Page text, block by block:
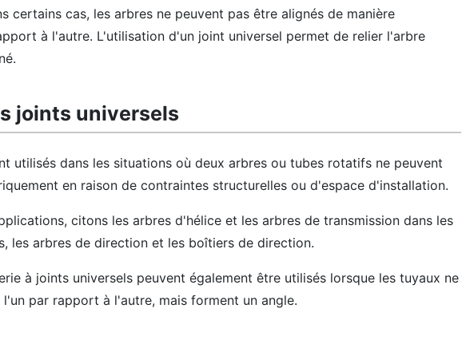
certains cas, les arbres ne peuvent pas être alignés de manière
à l'autre. L'utilisation d'un joint universel permet de relier l'arbre
joints universels
utilisés dans les situations où deux arbres ou tubes rotatifs ne peuvent
en raison de contraintes structurelles ou d'espace d'installation.
citons les arbres d'hélice et les arbres de transmission dans les
les arbres de direction et les boîtiers de direction.
à joints universels peuvent également être utilisés lorsque les tuyaux ne
par rapport à l'autre, mais forment un angle.